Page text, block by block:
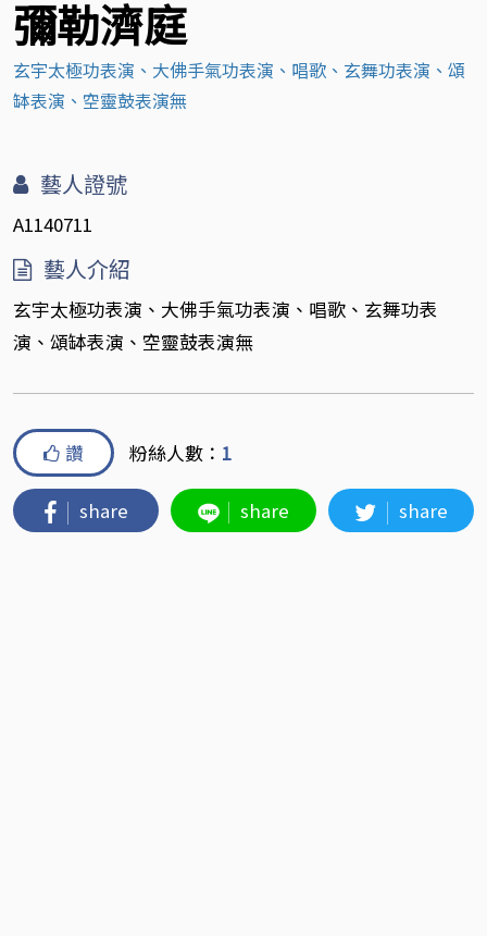
彌勒濟庭
玄宇太極功表演、大佛手氣功表演、唱歌、玄舞功表演、頌
缽表演、空靈鼓表演無
藝人證號
A1140711
藝人介紹
玄宇太極功表演、大佛手氣功表演、唱歌、玄舞功表
演、頌缽表演、空靈鼓表演無
讚 粉絲人數： 1
share share share